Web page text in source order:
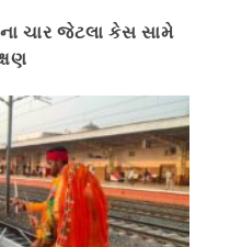
ચાર જેટલા કેસ સામે